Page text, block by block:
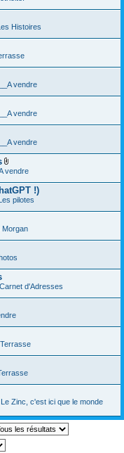
Histoires
vendre
vendre
vendre
F
c
h
i
e
(
o
i
t
)
vendre
!)
pilotes
Morgan
d'Adresses
Le Zinc, c'est ici que le monde